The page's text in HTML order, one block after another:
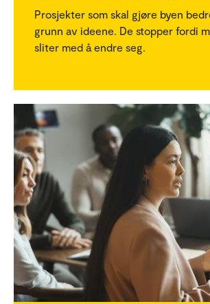
Prosjekter som skal gjøre byen
grunn av ideene. De stopper fordi
sliter med å endre seg.